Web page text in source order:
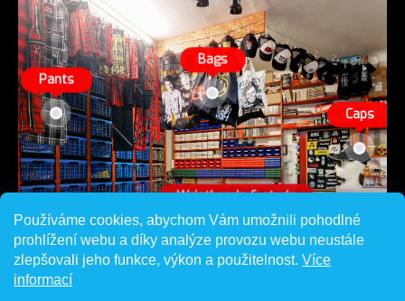
Používáme cookies, abychom Vám umožnili pohodlné
prohlížení webu a díky analýze provozu webu neustále
zlepšovali jeho funkce, výkon a použitelnost. Více
informací